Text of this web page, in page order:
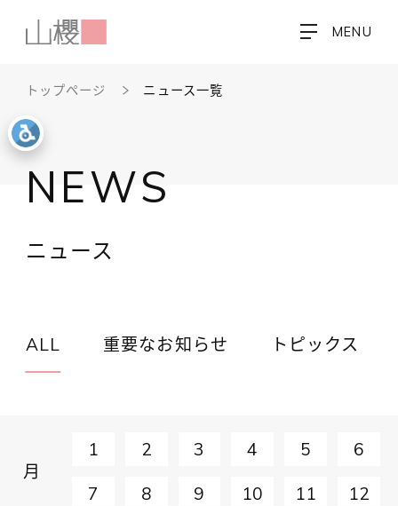
MENU
トップページ ニュース一覧
NEWS
ニュース
ALL 重要なお知らせ トピックス
月
1 2 3 4 5 6
7 8 9 10 11 12